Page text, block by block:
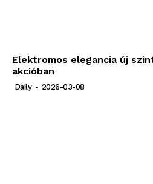
Elektromos elegancia új
akcióban
Daily - 2026-03-08